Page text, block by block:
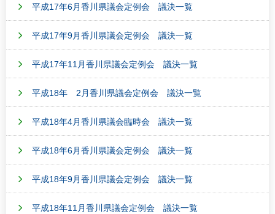
平成17年6月香川県議会定例会 議決一覧
平成17年9月香川県議会定例会 議決一覧
平成17年11月香川県議会定例会 議決一覧
平成18年 2月香川県議会定例会 議決一覧
平成18年4月香川県議会臨時会 議決一覧
平成18年6月香川県議会定例会 議決一覧
平成18年9月香川県議会定例会 議決一覧
平成18年11月香川県議会定例会 議決一覧